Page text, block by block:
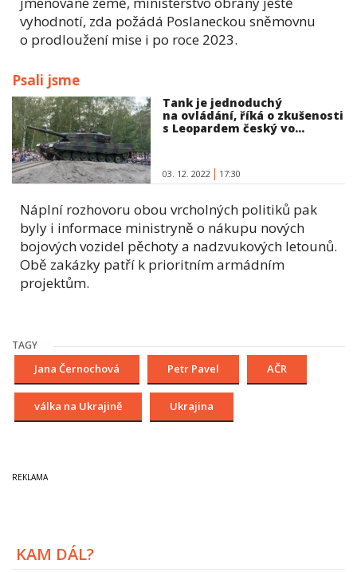
vyhodnotí, zda požádá Poslaneckou sněmovnu
o prodloužení mise i po roce 2023.
Psali jsme
Tank je jednoduchý
na ovládání, říká o zkušenosti
s Leopardem český vo...
03. 12. 2022 17:30
Náplní rozhovoru obou vrcholných politiků pak
byly i informace ministryně o nákupu nových
bojových vozidel pěchoty a nadzvukových letounů.
Obě zakázky patří k prioritním armádním
projektům.
TAGY
Jana Černochová Petr Pavel AČR
válka na Ukrajině Ukrajina
KAM DÁL?